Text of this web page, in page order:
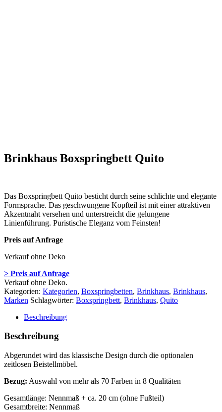
Brinkhaus Boxspringbett Quito
Das Boxspringbett Quito besticht durch seine schlichte und elegante
Formsprache. Das geschwungene Kopfteil ist mit einer attraktiven
Akzentnaht versehen und unterstreicht die gelungene
Linienführung. Puristische Eleganz vom Feinsten!
Preis auf Anfrage
Verkauf ohne Deko
> Preis auf Anfrage
Verkauf ohne Deko.
Kategorien: Kategorien, Boxspringbetten, Brinkhaus, Brinkhaus,
Marken Schlagwörter: Boxspringbett, Brinkhaus, Quito
Beschreibung
Beschreibung
Abgerundet wird das klassische Design durch die optionalen
zeitlosen Beistellmöbel.
Bezug: Auswahl von mehr als 70 Farben in 8 Qualitäten
Gesamtlänge: Nennmaß + ca. 20 cm (ohne Fußteil)
Gesamtbreite: Nennmaß